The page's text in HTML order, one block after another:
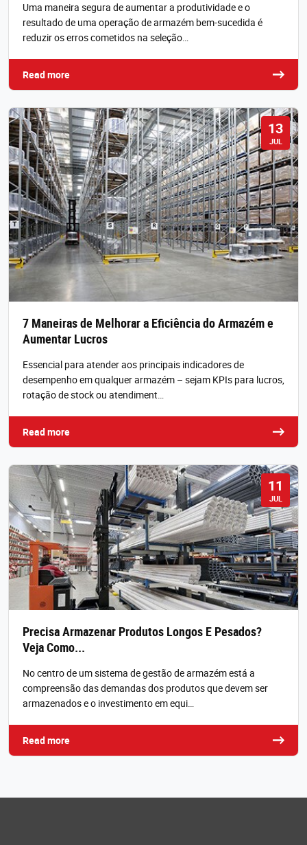
Uma maneira segura de aumentar a produtividade e o
resultado de uma operação de armazém bem-sucedida é
reduzir os erros cometidos na seleção…
Read more
13
JUL
7 Maneiras de Melhorar a Eficiência do Armazém e
Aumentar Lucros
Essencial para atender aos principais indicadores de
desempenho em qualquer armazém – sejam KPIs para lucros,
rotação de stock ou atendiment…
Read more
11
JUL
Precisa Armazenar Produtos Longos E Pesados?
Veja Como...
No centro de um sistema de gestão de armazém está a
compreensão das demandas dos produtos que devem ser
armazenados e o investimento em equi…
Read more